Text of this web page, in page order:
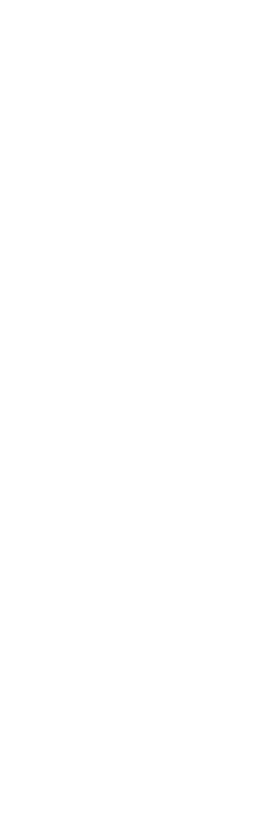
males son resultado de una
y sitios web:
como pilar fundamental para una salud integral. La
También cuenta con una maestría en innovación
en salud perfecta por el Chopra Center. Es
hacia una vida saludable, dirigido a toda la